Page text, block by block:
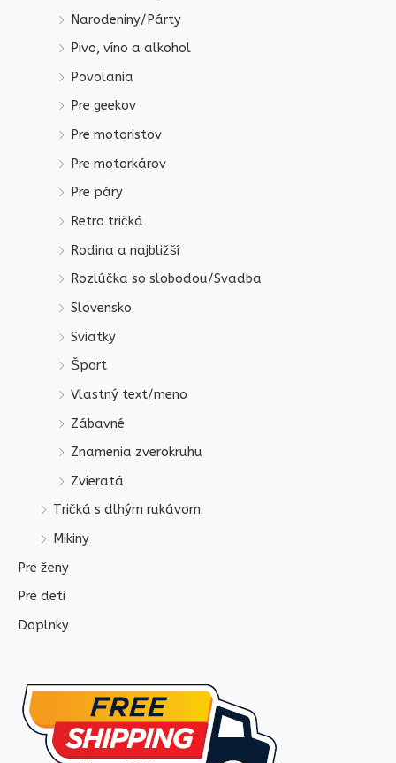
Narodeniny/Párty
Pivo, víno a alkohol
Povolania
Pre geekov
Pre motoristov
Pre motorkárov
Pre páry
Retro tričká
Rodina a najbližší
Rozlúčka so slobodou/Svadba
Slovensko
Sviatky
Šport
Vlastný text/meno
Zábavné
Znamenia zverokruhu
Zvieratá
Tričká s dlhým rukávom
Mikiny
Pre ženy
Pre deti
Doplnky